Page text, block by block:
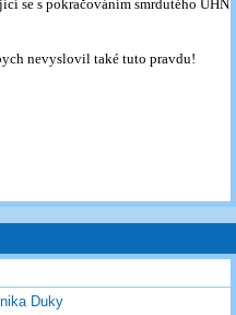
se s pokračováním smrdutého
nevyslovil také tuto pravdu!
Duky